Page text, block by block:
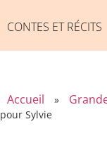
CONTES ET RÉCITS
Accueil »
pour Sylvie